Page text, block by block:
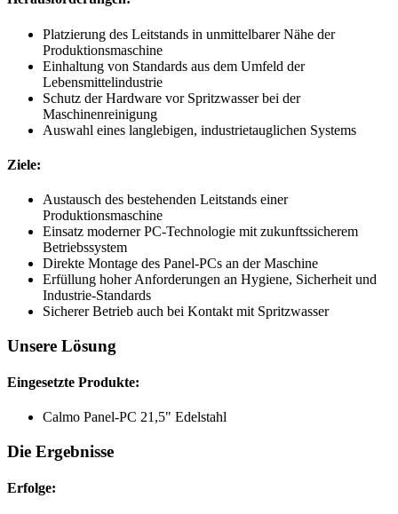
Platzierung des Leitstands in unmittelbarer Nähe der
Produktionsmaschine
Einhaltung von Standards aus dem Umfeld der
Lebensmittelindustrie
Schutz der Hardware vor Spritzwasser bei der
Maschinenreinigung
Auswahl eines langlebigen, industrietauglichen Systems
Ziele:
Austausch des bestehenden Leitstands einer
Produktionsmaschine
Einsatz moderner PC-Technologie mit zukunftssicherem
Betriebssystem
Direkte Montage des Panel-PCs an der Maschine
Erfüllung hoher Anforderungen an Hygiene, Sicherheit und
Industrie-Standards
Sicherer Betrieb auch bei Kontakt mit Spritzwasser
Unsere Lösung
Eingesetzte Produkte:
Calmo Panel-PC 21,5" Edelstahl
Die Ergebnisse
Erfolge: